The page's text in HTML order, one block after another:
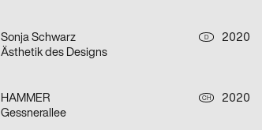
Sonja Schwarz D
2020
Ästhetik des Designs
HAMMER CH
2020
Gessnerallee